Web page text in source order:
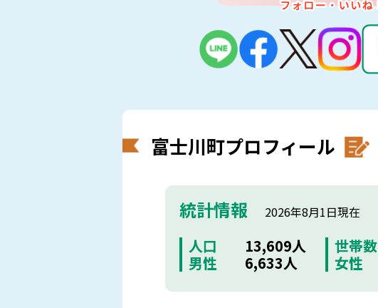
富士川町プロフィール
統計情報 2026年8月1日現在
人口 13,609人 世帯数
男性
6,633人 女性